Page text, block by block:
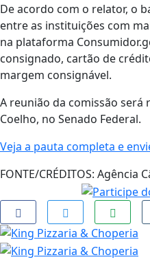
De acordo com o relator, o
entre as instituições com
na plataforma
consignado, cartão de
margem consignável.
A reunião da comissão será
Coelho, no Senado Federal.
Veja a pauta completa e
FONTE/CRÉDITOS: Agência